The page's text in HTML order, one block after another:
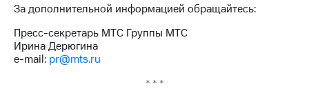
За дополнительной информацией обращайтесь:
Пресс-секретарь МТС Группы МТС
Ирина Дерюгина
e-mail: pr@mts.ru
* * *